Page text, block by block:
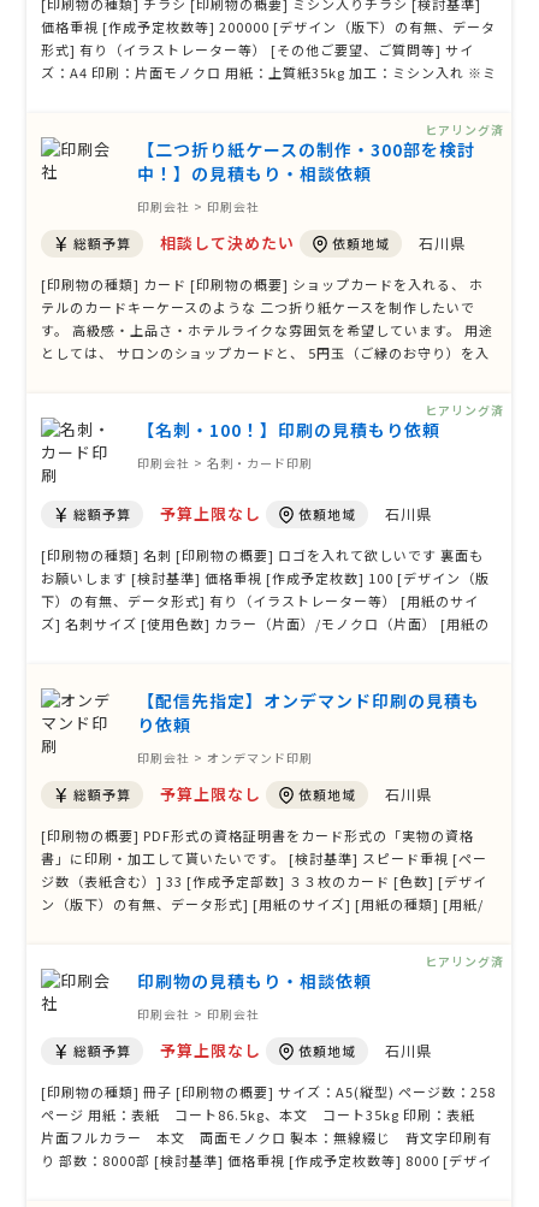
[印刷物の種類] チラシ [印刷物の概要] ミシン入りチラシ [検討基準]
価格重視 [作成予定枚数等] 200000 [デザイン（版下）の有無、データ
形式] 有り（イラストレーター等） [その他ご要望、ご質問等] サイ
ズ：A4 印刷：片面モノクロ 用紙：上質紙35kg 加工：ミシン入れ ※ミ
【二つ折り紙ケースの制作・300部を検討
中！】の見積もり・相談依頼
印刷会社 > 印刷会社
総額予算 相談して決めたい 依頼地域 石川県
[印刷物の種類] カード [印刷物の概要] ショップカードを入れる、 ホ
テルのカードキーケースのような 二つ折り紙ケースを制作したいで
す。 高級感・上品さ・ホテルライクな雰囲気を希望しています。 用途
としては、 サロンのショップカードと、 5円玉（ご縁のお守り）を入
しでも大丈夫で …
ヒアリング済
【名刺・100！】印刷の見積もり依頼
印刷会社 > 名刺・カード印刷
総額予算 予算上限なし 依頼地域 石川県
[印刷物の種類] 名刺 [印刷物の概要] ロゴを入れて欲しいです 裏面も
お願いします [検討基準] 価格重視 [作成予定枚数] 100 [デザイン（版
下）の有無、データ形式] 有り（イラストレーター等） [用紙のサイ
ズ] 名刺サイズ [使用色数] カラー（片面）/モノクロ（片面） [用紙の
ヒアリング済
【配信先指定】オンデマンド印刷の見積も
り依頼
印刷会社 > オンデマンド印刷
総額予算 予算上限なし 依頼地域 石川県
[印刷物の概要] PDF形式の資格証明書をカード形式の「実物の資格
書」に印刷・加工して貰いたいです。 [検討基準] スピード重視 [ペー
ジ数（表紙含む）] 33 [作成予定部数] ３３枚のカード [色数] [デザイ
ン（版下）の有無、データ形式] [用紙のサイズ] [用紙の種類] [用紙/
印刷物の見積もり・相談依頼
印刷会社 > 印刷会社
総額予算 予算上限なし 依頼地域 石川県
[印刷物の種類] 冊子 [印刷物の概要] サイズ：A5(縦型) ページ数：258
ページ 用紙：表紙 コート86.5kg、本文 コート35kg 印刷：表紙
片面フルカラー 本文 両面モノクロ 製本：無線綴じ 背文字印刷有
り 部数：8000部 [検討基準] 価格重視 [作成予定枚数等] 8000 [デザイ
ヒアリング済